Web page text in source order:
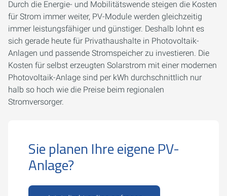
Durch die Energie- und Mobilitätswende steigen die Kosten
für Strom immer weiter, PV-Module werden gleichzeitig
immer leistungsfähiger und günstiger. Deshalb lohnt es
sich gerade heute für Privathaushalte in Photovoltaik-
Anlagen und passende Stromspeicher zu investieren. Die
Kosten für selbst erzeugten Solarstrom mit einer modernen
Photovoltaik-Anlage sind per kWh durchschnittlich nur
halb so hoch wie die Preise beim regionalen
Stromversorger.
Sie planen Ihre eigene PV-
Anlage?